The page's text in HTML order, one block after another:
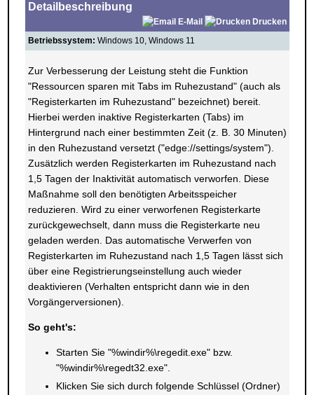
Detailbeschreibung
E-Mail
Drucken
Betriebssystem: Windows 10, Windows 11
Zur Verbesserung der Leistung steht die Funktion
"Ressourcen sparen mit Tabs im Ruhezustand" (auch als
"Registerkarten im Ruhezustand" bezeichnet) bereit.
Hierbei werden inaktive Registerkarten (Tabs) im
Hintergrund nach einer bestimmten Zeit (z. B. 30 Minuten)
in den Ruhezustand versetzt ("edge://settings/system").
Zusätzlich werden Registerkarten im Ruhezustand nach
1,5 Tagen der Inaktivität automatisch verworfen. Diese
Maßnahme soll den benötigten Arbeitsspeicher
reduzieren. Wird zu einer verworfenen Registerkarte
zurückgewechselt, dann muss die Registerkarte neu
geladen werden. Das automatische Verwerfen von
Registerkarten im Ruhezustand nach 1,5 Tagen lässt sich
über eine Registrierungseinstellung auch wieder
deaktivieren (Verhalten entspricht dann wie in den
Vorgängerversionen).
So geht's:
Starten Sie "%windir%\regedit.exe" bzw.
"%windir%\regedt32.exe".
Klicken Sie sich durch folgende Schlüssel (Ordner)